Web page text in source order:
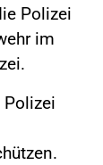
Polizei
im
Polizei